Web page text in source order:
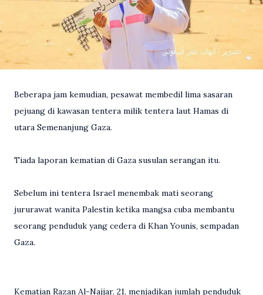
Beberapa jam kemudian, pesawat membedil lima sasaran
pejuang di kawasan tentera milik tentera laut Hamas di
utara Semenanjung Gaza.
Tiada laporan kematian di Gaza susulan serangan itu.
Sebelum ini tentera Israel menembak mati seorang
jururawat wanita Palestin ketika mangsa cuba membantu
seorang penduduk yang cedera di Khan Younis, sempadan
Gaza.
Kematian Razan Al-Najjar, 21, menjadikan jumlah penduduk